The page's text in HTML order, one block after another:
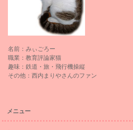
名前：みぃごろー
職業：教育評論家猫
趣味：鉄道・旅・飛行機操縦
その他：西内まりやさんのファン
メニュー